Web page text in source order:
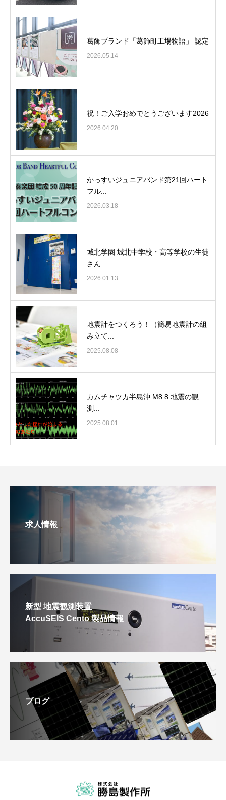
葛飾ブランド「葛飾町工場物語」 認定
2026.05.14
祝！ご入学おめでとうございます2026
2026.04.20
かっすいジュニアバンド第21回ハート
フル...
2026.03.18
城北学園 城北中学校・高等学校の生徒
さん...
2026.01.13
地震計をつくろう！（簡易地震計の組
み立て...
2025.08.08
カムチャツカ半島沖 M8.8 地震の観
測...
2025.08.01
求人情報
新型 地震観測装置
AccuSEIS Cento 製品情報
ブログ